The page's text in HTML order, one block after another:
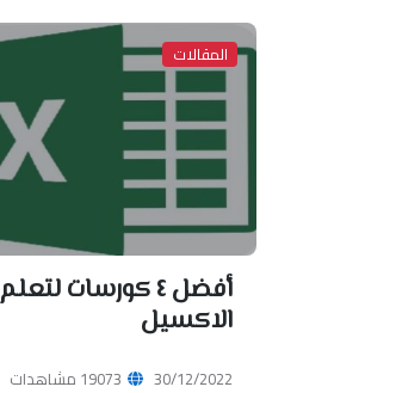
المقالات
أفضل ٤ كورسات لتعلم
الاكسيل
30/12/2022 19073 مشاهدات